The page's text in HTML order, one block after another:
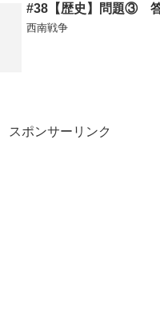
#38【歴史】問題③
西南戦争
スポンサーリンク